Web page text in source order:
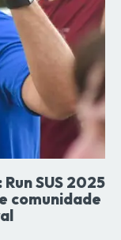
SUS 2025
comunidade